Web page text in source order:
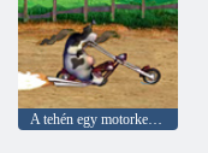
A tehén egy motorkerékpár